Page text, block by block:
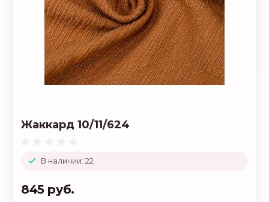
В наличии: 22
Жаккард 10/11/624
845 руб.